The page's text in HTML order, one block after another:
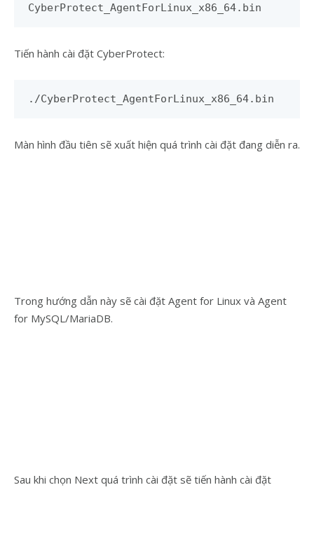
CyberProtect_AgentForLinux_x86_64.bin
Tiến hành cài đặt CyberProtect:
./CyberProtect_AgentForLinux_x86_64.bin
Màn hình đầu tiên sẽ xuất hiện quá trình cài đặt đang diễn ra.
Trong hướng dẫn này sẽ cài đặt Agent for Linux và Agent
for MySQL/MariaDB.
Sau khi chọn Next quá trình cài đặt sẽ tiến hành cài đặt